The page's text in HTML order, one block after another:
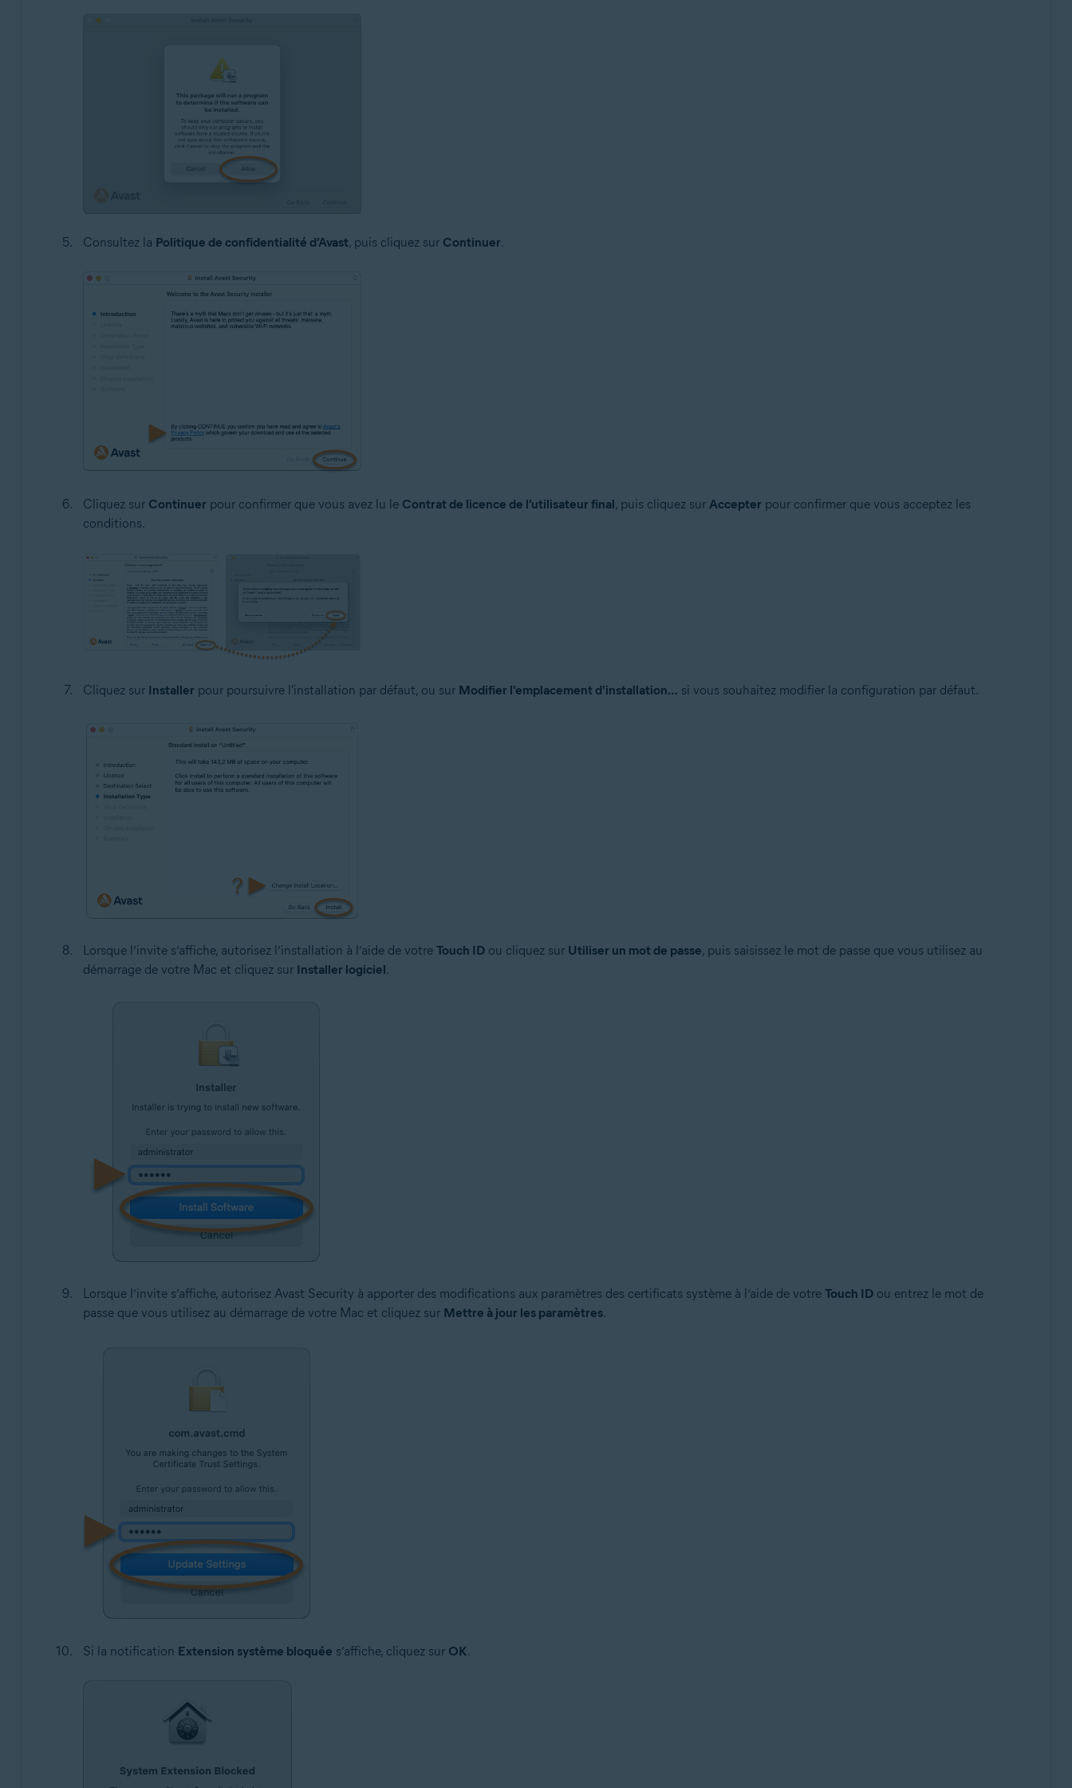
Consultez la Politique de confidentialité d’Avast, puis cliquez sur Continuer.
Cliquez sur Continuer pour confirmer que vous avez lu le Contrat de licence de l’utilisateur final, puis cliquez sur Accepter pour confirmer que vous acceptez les
conditions.
Cliquez sur Installer pour poursuivre l'installation par défaut, ou sur Modifier l'emplacement d'installation… si vous souhaitez modifier la configuration par défaut.
Lorsque l’invite s’affiche, autorisez l’installation à l’aide de votre Touch IDou cliquez sur Utiliser un mot de passe, puis saisissez le mot de passe que vous utilisez au
démarrage de votre Mac et cliquez sur Installer logiciel.
Lorsque l’invite s’affiche, autorisez Avast Security à apporter des modifications aux paramètres des certificats système à l’aide de votre Touch IDou entrez le mot de
passe que vous utilisez au démarrage de votre Mac et cliquez sur Mettre à jour les paramètres.
Si la notification Extension système bloquée s’affiche, cliquez sur OK.